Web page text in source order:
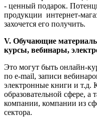
- ценный подарок.
продукции интернет-
захочется его получить.
V. Обучающие
курсы, вебинары,
Это могут быть онлайн-
по e-mail, записи
электронные книги и т.д.
образовательной сфере,
компании, компании из
сектора.